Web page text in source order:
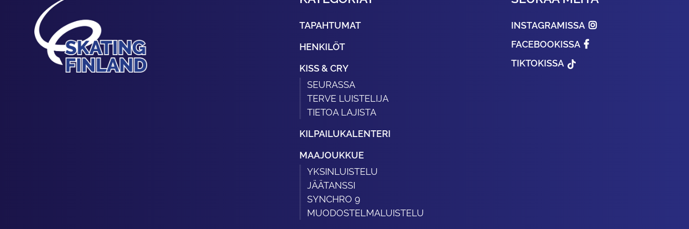
TAPAHTUMAT
HENKILÖT
KISS & CRY
SEURASSA
TERVE LUISTELIJA
TIETOA LAJISTA
KILPAILUKALENTERI
MAAJOUKKUE
YKSINLUISTELU
JÄÄTANSSI
SYNCHRO 9
MUODOSTELMALUISTELU
INSTAGRAMISSA
FACEBOOKISSA
TIKTOKISSA